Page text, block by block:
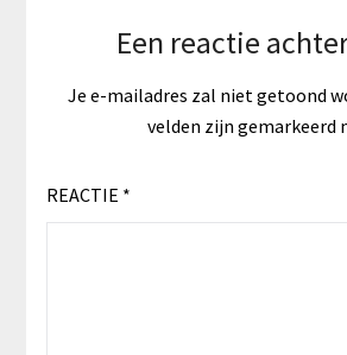
Een reactie
Je e-mailadres zal niet getoond
velden zijn gemarkeerd
REACTIE *